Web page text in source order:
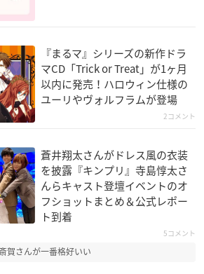
『まるマ』シリーズの新作ドラ
マCD「Trick or Treat」が1ヶ月
以内に発売！ハロウィン仕様の
ユーリやヴォルフラムが登場
2コメント
蒼井翔太さんがドレス風の衣装
を披露『キンプリ』寺島惇太さ
んらキャスト登壇イベントのオ
フショットまとめ＆公式レポー
ト到着
5コメント
賀さんが一番格好いい